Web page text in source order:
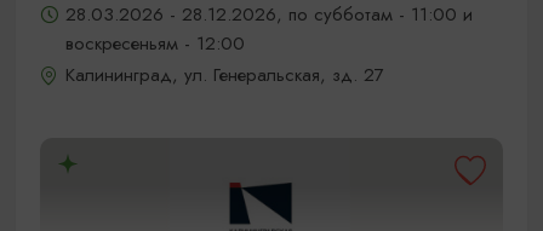
28.03.2026 - 28.12.2026, по субботам - 11:00 и
воскресеньям - 12:00
Калининград, ул. Генеральская, зд. 27